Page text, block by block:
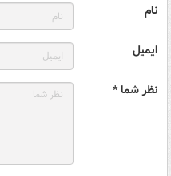
نام
ایمیل
نظر شما *